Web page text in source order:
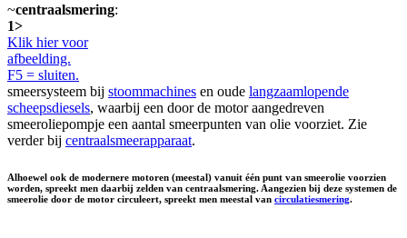
~centraalsmering:
1>
Klik hier voor
afbeelding.
F5 = sluiten.
smeersysteem bij stoommachines en oude langzaamlopende
scheepsdiesels, waarbij een door de motor aangedreven
smeeroliepompje een aantal smeerpunten van olie voorziet. Zie
verder bij centraalsmeerapparaat.
Alhoewel ook de modernere motoren (meestal) vanuit één punt van smeerolie voorzien
worden, spreekt men daarbij zelden van centraalsmering. Aangezien bij deze systemen de
smeerolie door de motor circuleert, spreekt men meestal van circulatiesmering.